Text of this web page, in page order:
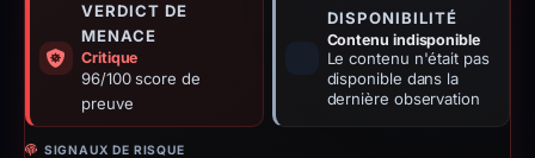
VERDICT DE
MENACE
Critique
96/100 score de
preuve
DISPONIBILITÉ
Contenu indisponible
Le contenu n'était pas
disponible dans la
dernière observation
SIGNAUX DE RISQUE